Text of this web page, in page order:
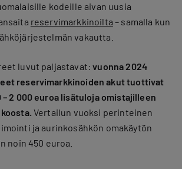
kodeille aivan uusia
reservimarkkinoilta – samalla kun
vakautta.
luvut paljastavat:vuonna 2024
reservimarkkinoiden akut tuottivat
– 2 000 euroa lisätuloja omistajilleen
Vertailun vuoksi perinteinen
ja aurinkosähkön omakäytön
noin 450 euroa.